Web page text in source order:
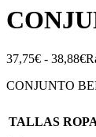
37,75€ - 38,88€
CONJUNTO
TALLAS